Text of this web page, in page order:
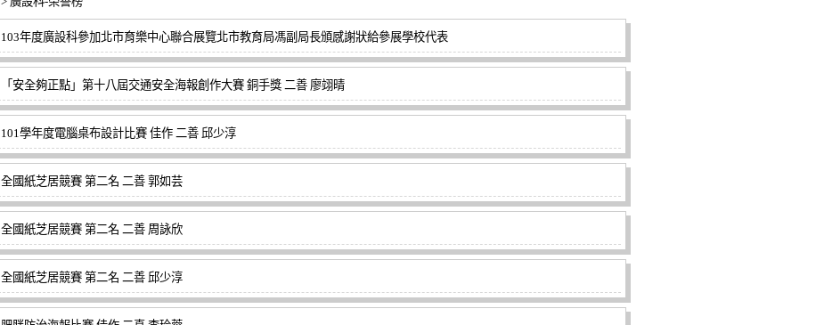
103年度廣設科參加北市育樂中心聯合展覽北市教育局馮副局長頒感謝狀給參展學校代表
「安全夠正點」第十八屆交通安全海報創作大賽 銅手獎 二善 廖翊晴
101學年度電腦桌布設計比賽 佳作 二善 邱少淳
全國紙芝居競賽 第二名 二善 郭如芸
全國紙芝居競賽 第二名 二善 周詠欣
全國紙芝居競賽 第二名 二善 邱少淳